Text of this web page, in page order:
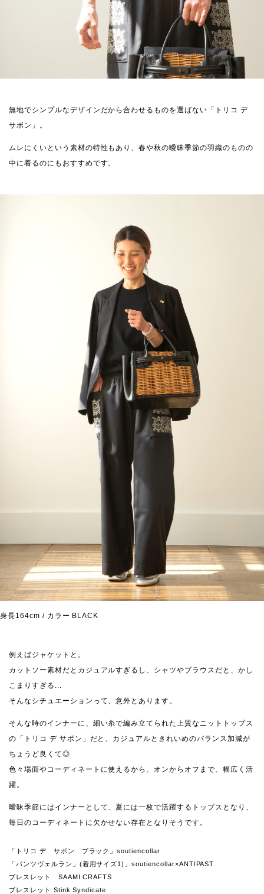
無地でシンプルなデザインだから合わせるものを選ばない「トリコ デ
サボン」。
ムレにくいという素材の特性もあり、春や秋の曖昧季節の羽織のものの
中に着るのにもおすすめです。
身長164cm / カラー BLACK
例えばジャケットと。
カットソー素材だとカジュアルすぎるし、シャツやブラウスだと、かし
こまりすぎる...
そんなシチュエーションって、意外とあります。
そんな時のインナーに、細い糸で編み立てられた上質なニットトップス
の「トリコ デ サボン」だと、カジュアルときれいめのバランス加減が
ちょうど良くて◎
色々場面やコーディネートに使えるから、オンからオフまで、幅広く活
躍。
曖昧季節にはインナーとして、夏には一枚で活躍するトップスとなり、
毎日のコーディネートに欠かせない存在となりそうです。
「トリコ デ サボン ブラック」soutiencollar
「パンツヴェルラン」(着用サイズ1)」soutiencollar×ANTIPAST
ブレスレット SAAMI CRAFTS
ブレスレット Stink Syndicate